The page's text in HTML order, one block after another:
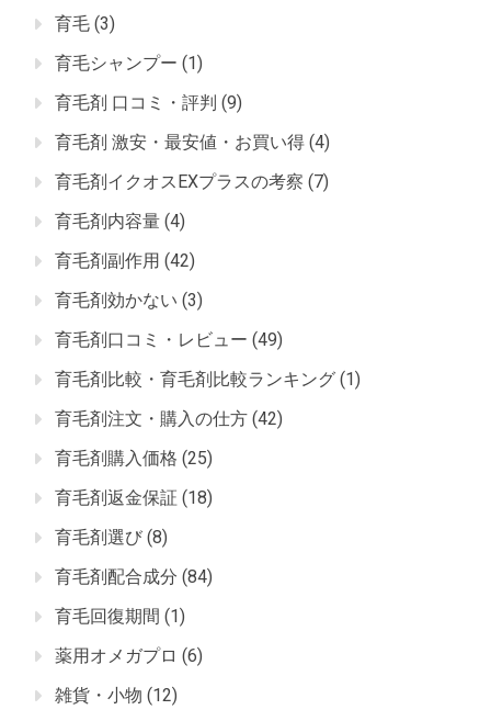
育毛 (3)
育毛シャンプー (1)
育毛剤 口コミ・評判 (9)
育毛剤 激安・最安値・お買い得 (4)
育毛剤イクオスEXプラスの考察 (7)
育毛剤内容量 (4)
育毛剤副作用 (42)
育毛剤効かない (3)
育毛剤口コミ・レビュー (49)
育毛剤比較・育毛剤比較ランキング (1)
育毛剤注文・購入の仕方 (42)
育毛剤購入価格 (25)
育毛剤返金保証 (18)
育毛剤選び (8)
育毛剤配合成分 (84)
育毛回復期間 (1)
薬用オメガプロ (6)
雑貨・小物 (12)